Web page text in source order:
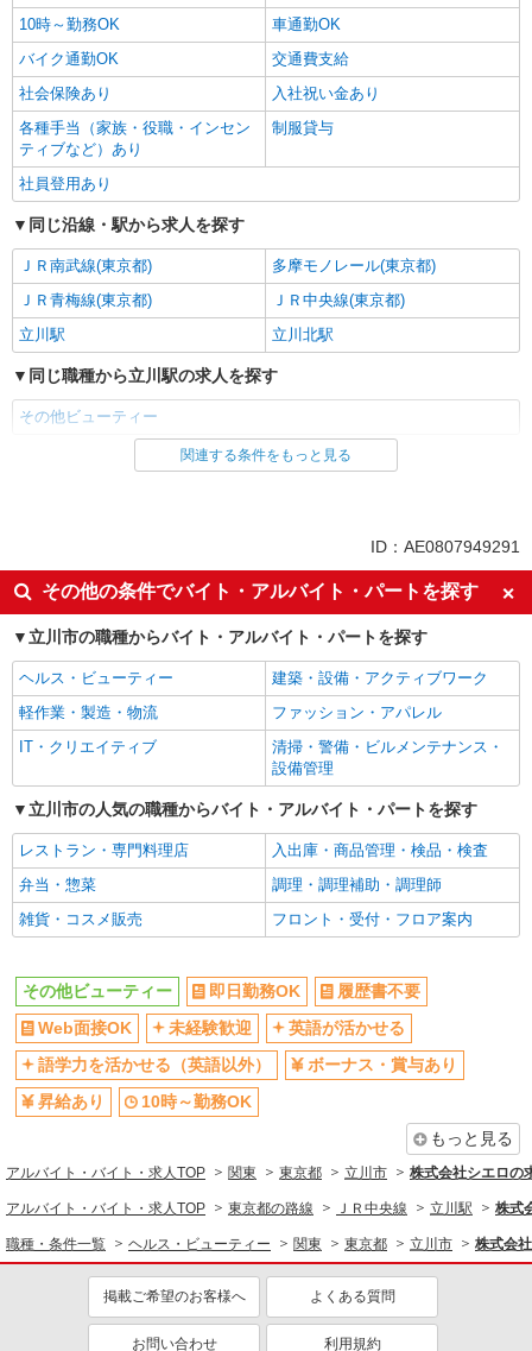
10時～勤務OK
車通勤OK
バイク通勤OK
交通費支給
社会保険あり
入社祝い金あり
各種手当（家族・役職・インセン
ティブなど）あり
制服貸与
社員登用あり
同じ沿線・駅から求人を探す
ＪＲ南武線(東京都)
多摩モノレール(東京都)
ＪＲ青梅線(東京都)
ＪＲ中央線(東京都)
立川駅
立川北駅
同じ職種から立川駅の求人を探す
その他ビューティー
同じ雇用形態から立川駅の求人を探す
即日勤務OK
履歴書不要
Web面接OK
未経験歓迎
英語が活かせる
語学力を活かせる（英語以外）
ボーナス・賞与あり
昇給あり
10時～勤務OK
車通勤OK
バイク通勤OK
交通費支給
社会保険あり
入社祝い金あり
各種手当（家族・役職・インセン
ティブなど）あり
制服貸与
社員登用あり
同じ職種から求人を探す
同じ特徴から求人を探す
未経験歓迎
英語が活かせる
ボーナス・賞与あり
車通勤OK
交通費支給
関連する条件をもっと見る
ID：AE0807949291
その他の条件でバイト・アルバイト・パートを探す
立川市の職種からバイト・アルバイト・パートを探す
ヘルス・ビューティー
建築・設備・アクティブワーク
軽作業・製造・物流
ファッション・アパレル
IT・クリエイティブ
清掃・警備・ビルメンテナンス・
設備管理
立川市の人気の職種からバイト・アルバイト・パートを探す
レストラン・専門料理店
入出庫・商品管理・検品・検査
弁当・惣菜
調理・調理補助・調理師
雑貨・コスメ販売
フロント・受付・フロア案内
その他ビューティー 即日勤務OK
履歴書不要
Web面接OK
未経験歓迎
英語が活かせる
語学力を活かせる（英語以外）
ボーナス・賞与あり
昇給あり
10時～勤務OK
もっと見る
アルバイト・バイト・求人TOP 関東 東京都 立川市 株式会社シエロの
アルバイト・バイト・求人TOP 東京都の路線 ＪＲ中央線 立川駅 株式
職種・条件一覧 ヘルス・ビューティー 関東 東京都 立川市 株式会
掲載ご希望のお客様へ よくある質問
お問い合わせ 利用規約